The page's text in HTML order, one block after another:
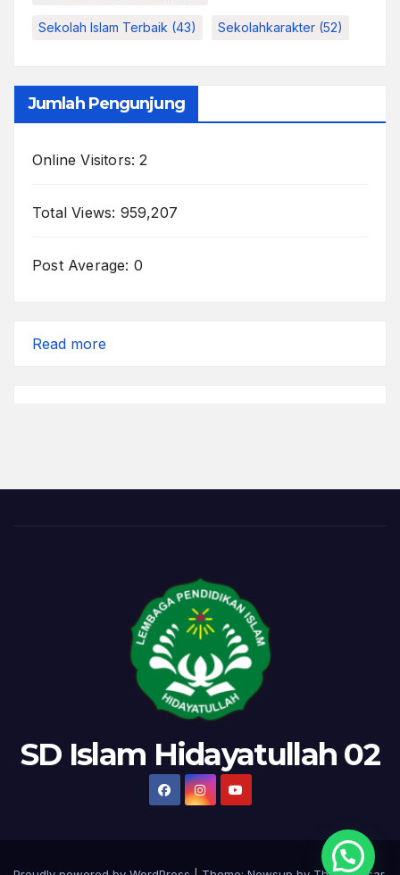
Sekolah Islam Terbaik (43) Sekolahkarakter (52)
Jumlah Pengunjung
Online Visitors:2
Total Views: 959,207
Post Average: 0
Read more
SD Islam Hidayatullah 02